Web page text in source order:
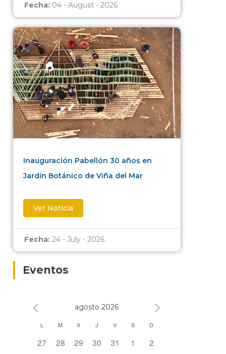
Fecha: 04 - August - 2026
Inauguración Pabellón 30 años en
Jardín Botánico de Viña del Mar
Ver Noticia
Fecha: 24 - July - 2026
Eventos
agosto 2026
Calendario
de
L M X J V S D
0 eventos,
27 0 eventos,
28 0 eventos,
29 0 eventos,
30 0 eventos,
31 0 eventos,
1 0 eventos,
2